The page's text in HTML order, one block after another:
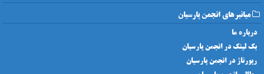
میانبرهای انجمن پارسیان
درباره ما
بک لینک در انجمن پارسیان
رپورتاژ در انجمن پارسیان